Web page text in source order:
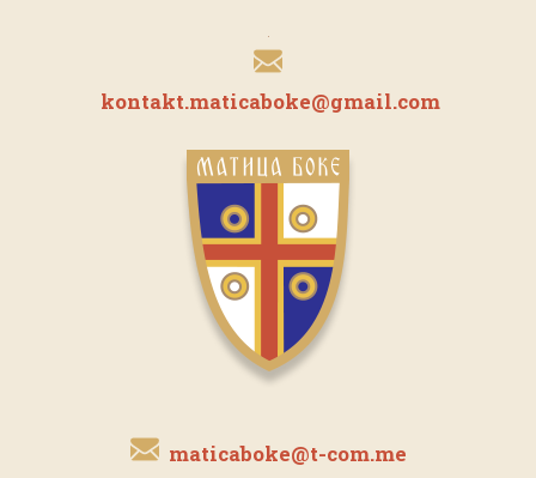
kontakt.maticaboke@gmail.com
maticaboke@t-com.me